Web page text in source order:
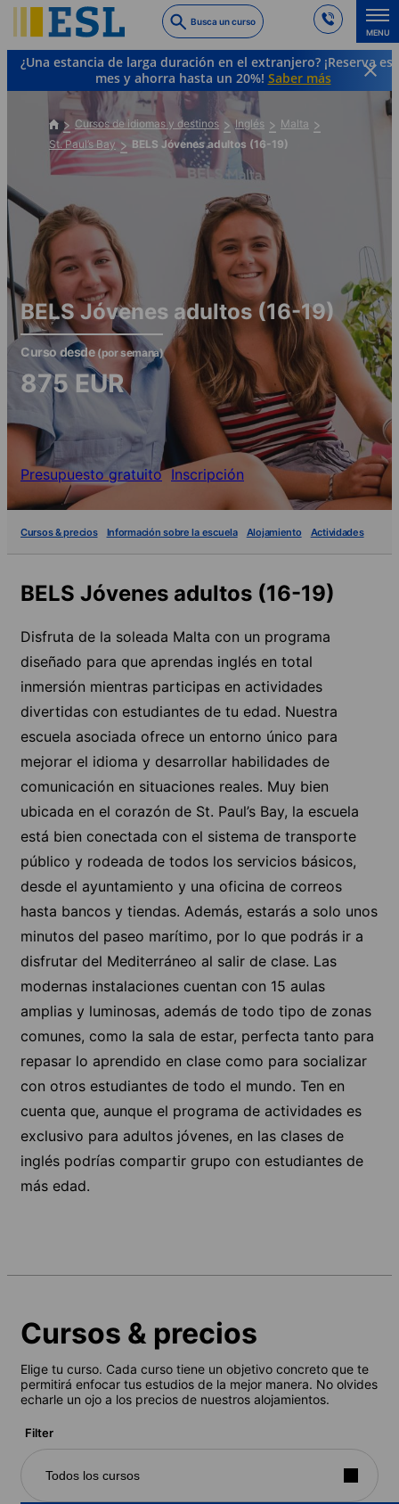
to
main
content
Busca un curso
MENU
¿Una estancia de larga duración en el extranjero? ¡Reserva
mes y ahorra hasta un 20%! Saber más
Cursos de idiomas y destinos Inglés
Malta
St. Paul’s Bay
BELS Jóvenes adultos (16-19)
BELS Jóvenes adultos (16-19)
Curso desde(por semana)
875 EUR
Presupuesto gratuito Inscripción
Cursos & precios Información sobre la escuela Alojamiento Actividades
BELS Jóvenes adultos (16-19)
Disfruta de la soleada Malta con un programa
diseñado para que aprendas inglés en total
inmersión mientras participas en actividades
divertidas con estudiantes de tu edad. Nuestra
escuela asociada ofrece un entorno único para
mejorar el idioma y desarrollar habilidades de
comunicación en situaciones reales. Muy bien
ubicada en el corazón de St. Paul’s Bay, la escuela
está bien conectada con el sistema de transporte
público y rodeada de todos los servicios básicos,
desde el ayuntamiento y una oficina de correos
hasta bancos y tiendas. Además, estarás a solo unos
minutos del paseo marítimo, por lo que podrás ir a
disfrutar del Mediterráneo al salir de clase. Las
modernas instalaciones cuentan con 15 aulas
amplias y luminosas, además de todo tipo de zonas
comunes, como la sala de estar, perfecta tanto para
repasar lo aprendido en clase como para socializar
con otros estudiantes de todo el mundo. Ten en
cuenta que, aunque el programa de actividades es
exclusivo para adultos jóvenes, en las clases de
inglés podrías compartir grupo con estudiantes de
más edad.
Cursos & precios
Elige tu curso. Cada curso tiene un objetivo concreto que te
permitirá enfocar tus estudios de la mejor manera. No olvides
echarle un ojo a los precios de nuestros alojamientos.
Filter
Todos los cursos